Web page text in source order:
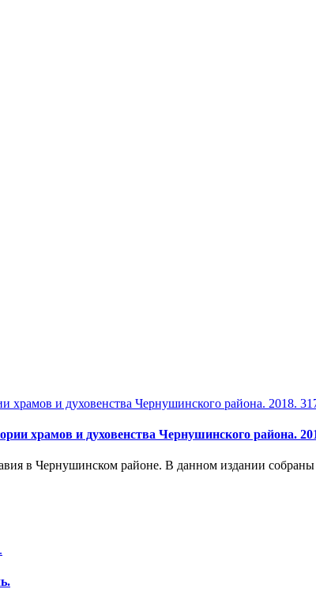
храмов и духовенства Чернушинского района.
в Чернушинском районе. В данном издании